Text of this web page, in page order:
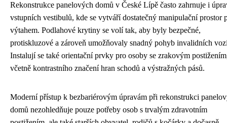
Rekonstrukce panelových domů v České Lípě často zahrnuje i
vstupních vestibulů, kde se vytváří dostatečný manipulační prostor
výtahem. Podlahové krytiny se volí tak, aby byly bezpečné,
protiskluzové a zároveň umožňovaly snadný pohyb invalidních
Instalují se také orientační prvky pro osoby se zrakovým
včetně kontrastního značení hran schodů a výstražných pásů.
Moderní přístup k bezbariérovým úpravám při rekonstrukci
domů nezohledňuje pouze potřeby osob s trvalým zdravotním